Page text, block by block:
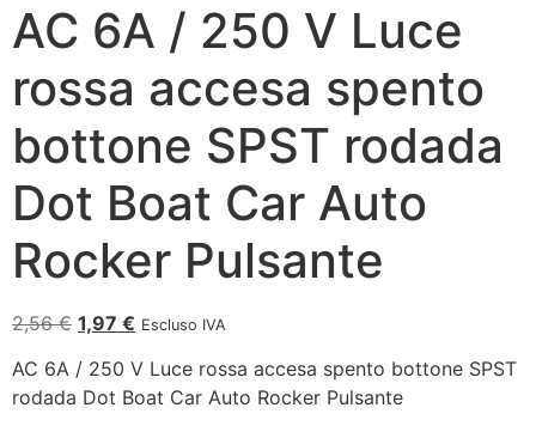
AC 6A / 250 V Luce
rossa accesa spento
bottone SPST rodada
Dot Boat Car Auto
Rocker Pulsante
2,56€ 1,97 € Escluso IVA
AC 6A / 250 V Luce rossa accesa spento bottone SPST
rodada Dot Boat Car Auto Rocker Pulsante